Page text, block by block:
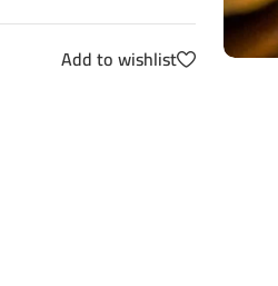
Add to wishlist